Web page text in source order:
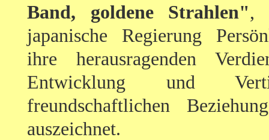
Band, goldene Strahlen",
japanische Regierung
ihre herausragenden
Entwicklung und
freundschaftlichen
auszeichnet.